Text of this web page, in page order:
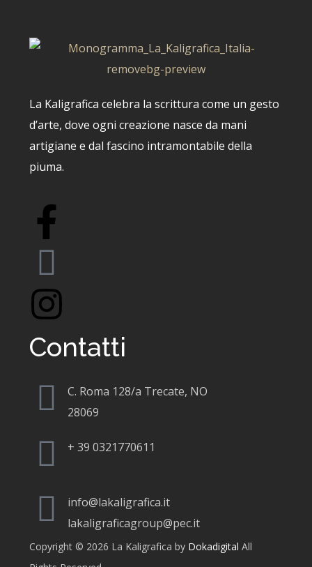
La Kaligrafica celebra la scrittura come un gesto
d’arte, dove ogni creazione nasce da mani
artigiane e dal fascino intramontabile della
piuma.
Contatti
C. Roma 128/a Trecate, NO
28069
+39 0321770611
info@lakaligrafica.it
lakaligraficagroup@pec.it
Copyright © 2026 La Kaligrafica by Dokadigital All